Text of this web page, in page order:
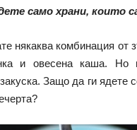
само храни, които
някаква комбинация от
и овесена каша.
Защо да ги ядете